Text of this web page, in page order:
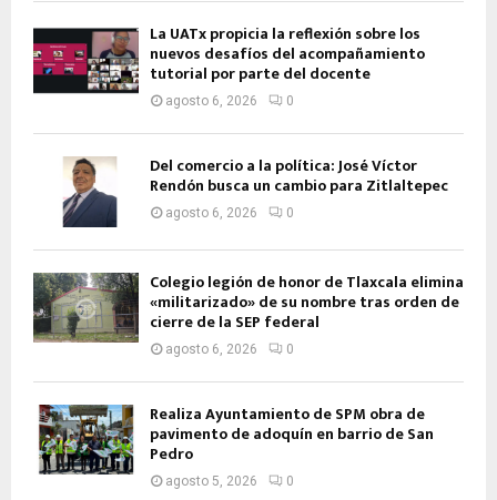
La UATx propicia la reflexión sobre los
nuevos desafíos del acompañamiento
tutorial por parte del docente
agosto 6, 2026 0
Del comercio a la política: José Víctor
Rendón busca un cambio para Zitlaltepec
agosto 6, 2026 0
Colegio legión de honor de Tlaxcala elimina
«militarizado» de su nombre tras orden de
cierre de la SEP federal
agosto 6, 2026 0
Realiza Ayuntamiento de SPM obra de
pavimento de adoquín en barrio de San
Pedro
agosto 5, 2026 0